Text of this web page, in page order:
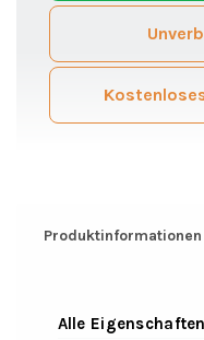
Produktinformationen
Alle